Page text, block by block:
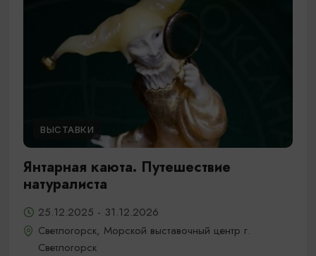
ВЫСТАВКИ
Янтарная каюта. Путешествие
натуралиста
25.12.2025 - 31.12.2026
Светлогорск, Морской выставочный центр г.
Светлогорск